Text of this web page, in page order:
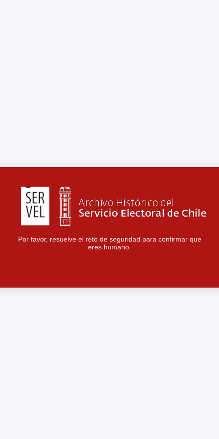
Por favor, resuelve el reto de seguridad para confirmar que
eres humano.